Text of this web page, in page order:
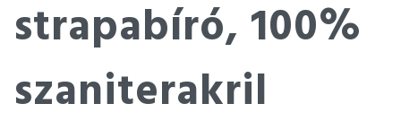
strapabíró, 100%
szaniterakril